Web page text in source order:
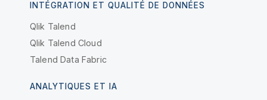
INTÉGRATION ET QUALITÉ DE DONNÉES
Qlik Talend
Qlik Talend Cloud
Talend Data Fabric
ANALYTIQUES ET IA